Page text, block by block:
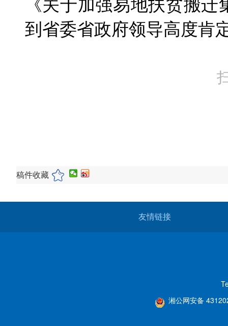
《关于加强易地扶贫搬
到省委省政府领导高度肯
稿件收藏
友情链接
湘公网安备